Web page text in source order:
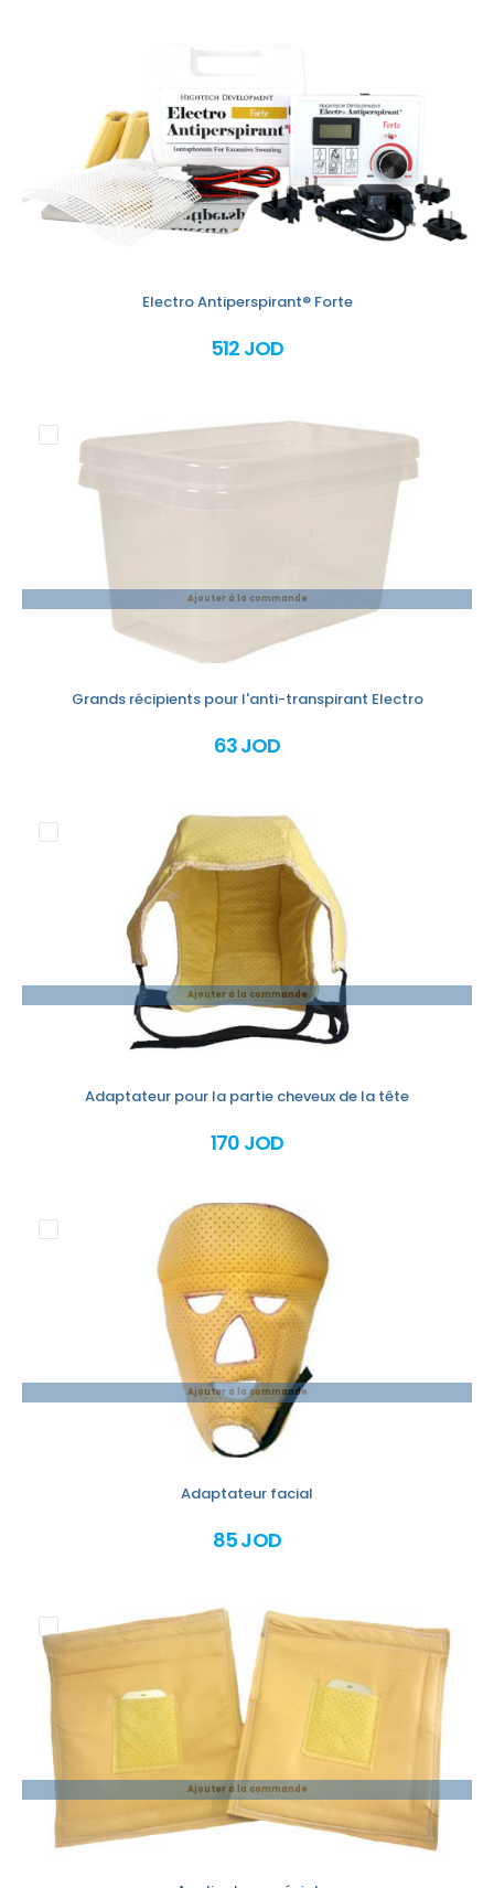
Electro Antiperspirant® Forte
512 JOD
Ajouter à la commande
Grands récipients pour l'anti-transpirant Electro
63 JOD
Ajouter à la commande
Adaptateur pour la partie cheveux de la tête
170 JOD
Ajouter à la commande
Adaptateur facial
85 JOD
Ajouter à la commande